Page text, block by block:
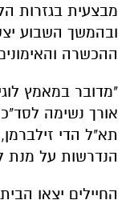
מבצעית בגזרות
ובהמשך השבוע
ההכשרה
"מדובר במאמץ
אורך נשימה
תא"ל הדי
הנדרשות על מנת
החיילים יצאו